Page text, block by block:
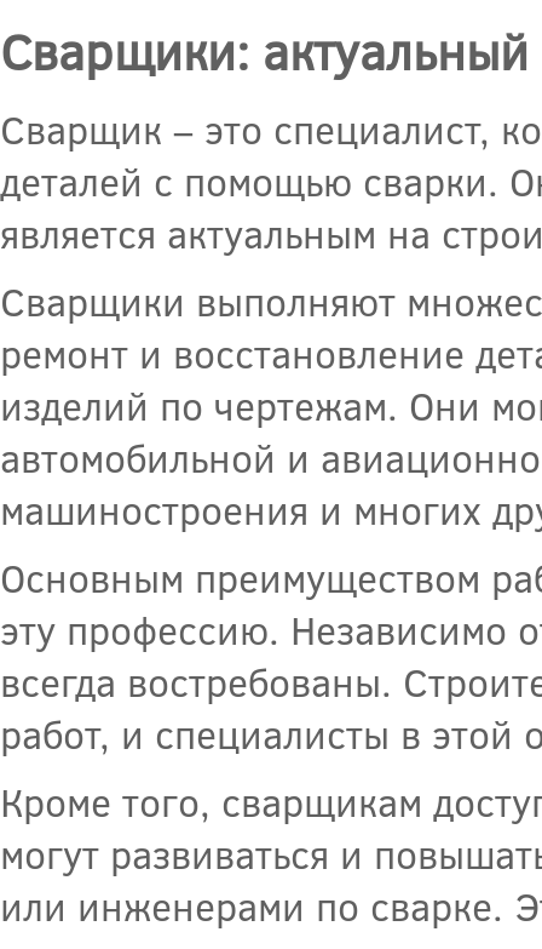
Сварщики: актуальный
Сварщик – это специалист,
деталей с помощью сварки.
является актуальным на
Сварщики выполняют
ремонт и восстановление
изделий по чертежам. Они
автомобильной и
машиностроения и многих
Основным преимуществом
эту профессию. Независимо
всегда востребованы.
работ, и специалисты в этой
Кроме того, сварщикам
могут развиваться и
или инженерами по сварке.